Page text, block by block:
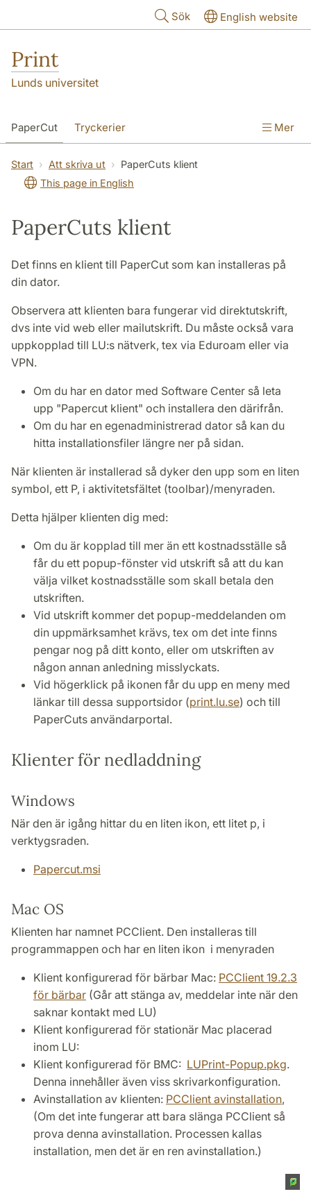
Sök English website
Print
Lunds universitet
PaperCut Tryckerier Mer
Start Att skriva ut
PaperCuts klient
This page in English
PaperCuts klient
Det finns en klient till PaperCut som kan installeras på
din dator.
Observera att klienten bara fungerar vid direktutskrift,
dvs inte vid web eller mailutskrift. Du måste också vara
uppkopplad till LU:s nätverk, tex via Eduroam eller via
VPN.
Om du har en dator med Software Center så leta
upp "Papercut klient" och installera den därifrån.
Om du har en egenadministrerad dator så kan du
hitta installationsfiler längre ner på sidan.
När klienten är installerad så dyker den upp som en liten
symbol, ett P, i aktivitetsfältet (toolbar)/menyraden.
Detta hjälper klienten dig med:
Om du är kopplad till mer än ett kostnadsställe så
får du ett popup-fönster vid utskrift så att du kan
välja vilket kostnadsställe som skall betala den
utskriften.
Vid utskrift kommer det popup-meddelanden om
din uppmärksamhet krävs, tex om det inte finns
pengar nog på ditt konto, eller om utskriften av
någon annan anledning misslyckats.
Vid högerklick på ikonen får du upp en meny med
länkar till dessa supportsidor (print.lu.se) och till
PaperCuts användarportal.
Klienter för nedladdning
Windows
När den är igång hittar du en liten ikon, ett litet p, i
verktygsraden.
Papercut.msi
Mac OS
Klienten har namnet PCClient. Den installeras till
programmappen och har en liten ikon i menyraden
Klient konfigurerad för bärbar Mac: PCClient 19.2.3
för bärbar (Går att stänga av, meddelar inte när den
saknar kontakt med LU)
Klient konfigurerad för stationär Mac placerad
inom LU:
Klient konfigurerad för BMC: LUPrint-Popup.pkg.
Denna innehåller även viss skrivarkonfiguration.
Avinstallation av klienten: PCClient avinstallation,
(Om det inte fungerar att bara slänga PCClient så
prova denna avinstallation. Processen kallas
installation, men det är en ren avinstallation.)